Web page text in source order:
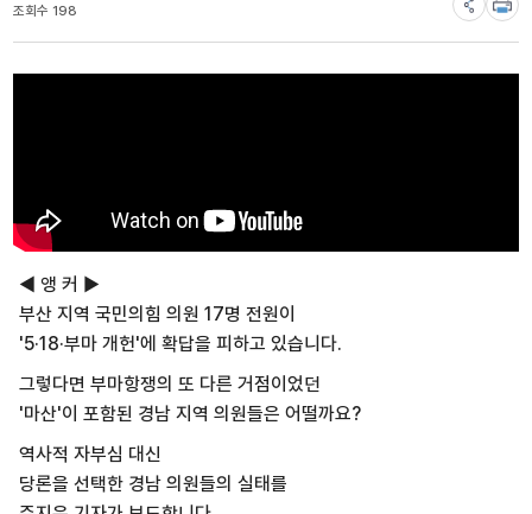
조회수 198
◀ 앵 커 ▶
부산 지역 국민의힘 의원 17명 전원이
'5·18·부마 개헌'에 확답을 피하고 있습니다.
그렇다면 부마항쟁의 또 다른 거점이었던
'마산'이 포함된 경남 지역 의원들은 어떨까요?
역사적 자부심 대신
당론을 선택한 경남 의원들의 실태를